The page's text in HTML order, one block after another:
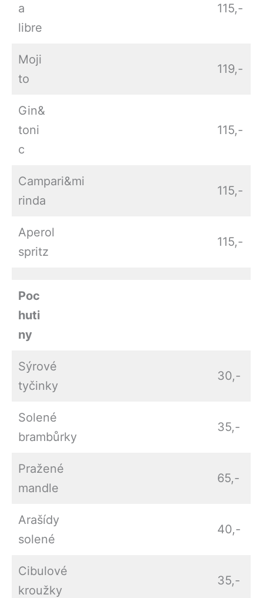
a
libre
115,-
Moji
to
119,-
Gin&
toni
c
115,-
Campari&mi
rinda
115,-
Aperol
spritz
115,-
Poc
huti
ny
Sýrové
tyčinky
30,-
Solené
brambůrky
35,-
Pražené
mandle
65,-
Arašídy
solené
40,-
Cibulové
kroužky
35,-